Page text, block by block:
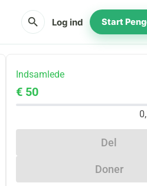
search Log ind Start
Indsamlede
€ 50
Del
Doner